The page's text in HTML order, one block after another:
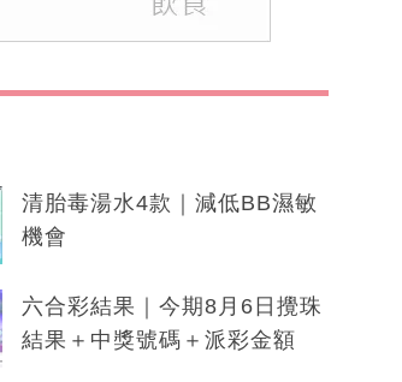
清胎毒湯水4款｜減低BB濕敏
機會
六合彩結果｜今期8月6日攪珠
結果＋中獎號碼＋派彩金額